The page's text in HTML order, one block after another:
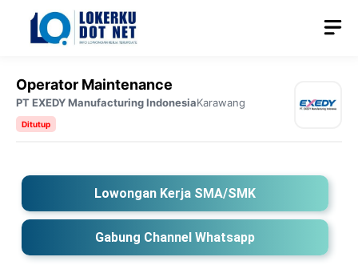
Langsung
Operator Maintenance
PT EXEDY Manufacturing IndonesiaKarawang
Ditutup
Lowongan Kerja SMA/SMK
Gabung Channel Whatsapp